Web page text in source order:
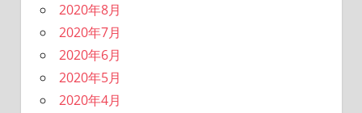
2020年8月
2020年7月
2020年6月
2020年5月
2020年4月